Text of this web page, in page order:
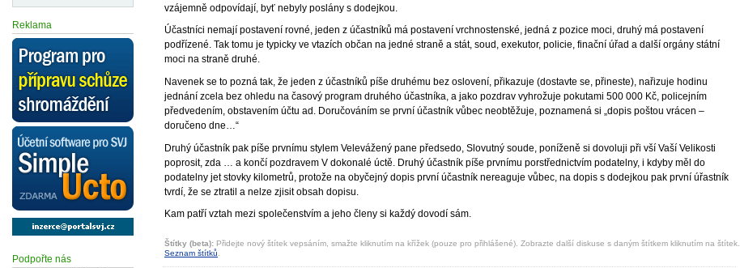
Reklama
Podpořte nás
vzájemně odpovídají, byť nebyly poslány s dodejkou.
Účastníci nemají postavení rovné, jeden z účastníků má postavení vrchnostenské, jedná z pozice moci, druhý má postavení
podřízené. Tak tomu je typicky ve vtazích občan na jedné straně a stát, soud, exekutor, policie, finační úřad a další orgány státní
moci na straně druhé.
Navenek se to pozná tak, že jeden z účastníků píše druhému bez oslovení, přikazuje (dostavte se, přineste), nařizuje hodinu
jednání zcela bez ohledu na časový program druhého účastníka, a jako pozdrav vyhrožuje pokutami 500 000 Kč, policejním
předvedením, obstavením účtu ad. Doručováním se první účastník vůbec neobtěžuje, poznamená si „dopis poštou vrácen –
doručeno dne…“
Druhý účastník pak píše prvnímu stylem Velevážený pane předsedo, Slovutný soude, poníženě si dovoluji při vší Vaší Velikosti
poprosit, zda … a končí pozdravem V dokonalé úctě. Druhý účastník píše prvnímu porstřednictvím podatelny, i kdyby měl do
podatelny jet stovky kilometrů, protože na obyčejný dopis první účastník nereaguje vůbec, na dopis s dodejkou pak první úřastník
tvrdí, že se ztratil a nelze zjisit obsah dopisu.
Kam patří vztah mezi společenstvím a jeho členy si každý dovodí sám.
Štítky (beta): Přidejte nový štítek vepsáním, smažte kliknutím na křížek (pouze pro přihlášené). Zobrazte další diskuse s daným štítkem kliknutím na štítek.
Seznam štítků.